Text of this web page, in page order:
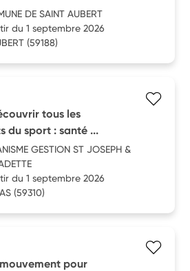
DE SAINT AUBERT
du 1 septembre 2026
(59188)
tous les
du sport : santé ...
GESTION ST JOSEPH &
du 1 septembre 2026
(59310)
pour